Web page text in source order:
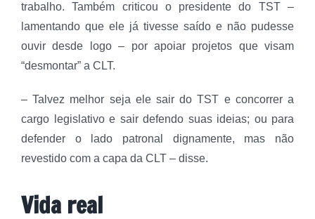
trabalho. Também criticou o presidente do TST –
lamentando que ele já tivesse saído e não pudesse
ouvir desde logo – por apoiar projetos que visam
“desmontar” a CLT.
– Talvez melhor seja ele sair do TST e concorrer a
cargo legislativo e sair defendo suas ideias; ou para
defender o lado patronal dignamente, mas não
revestido com a capa da CLT – disse.
Vida real